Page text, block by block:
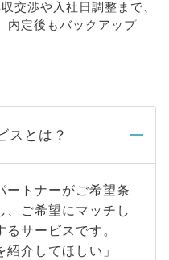
交渉や入社日調整まで、
内定後もバックアップ
スとは？
ートナーがご希望条
、ご希望にマッチし
サービスです。
紹介してほしい」